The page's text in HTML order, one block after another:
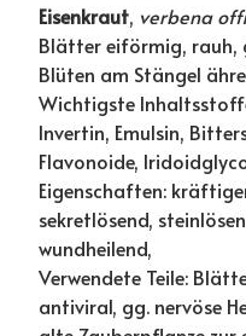
Eisenkraut, verbena
Blätter eiförmig, rauh,
Blüten am Stängel
Wichtigste
Invertin, Emulsin,
Flavonoide,
Eigenschaften:
sekretlösend,
wundheilend,
Verwendete Teile:
antiviral, gg. nervöse